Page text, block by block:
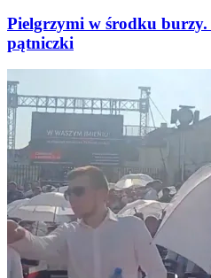
Pielgrzymi w środku burzy.
pątniczki